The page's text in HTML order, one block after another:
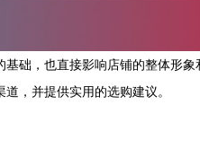
础，也直接影响店铺的整体形
，并提供实用的选购建议。